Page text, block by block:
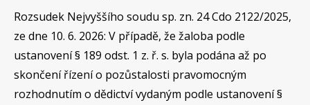
Rozsudek Nejvyššího soudu sp. zn. 24 Cdo 2122/2025,
ze dne 10. 6. 2026: V případě, že žaloba podle
ustanovení § 189 odst. 1 z. ř. s. byla podána až po
skončení řízení o pozůstalosti pravomocným
rozhodnutím o dědictví vydaným podle ustanovení §